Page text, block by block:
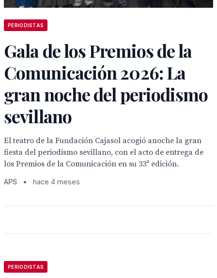
PERIODISTAS
Gala de los Premios de la
Comunicación 2026: La
gran noche del periodismo
sevillano
El teatro de la Fundación Cajasol acogió anoche la gran
fiesta del periodismo sevillano, con el acto de entrega de
los Premios de la Comunicación en su 33ª edición.
APS • hace 4 meses
PERIODISTAS